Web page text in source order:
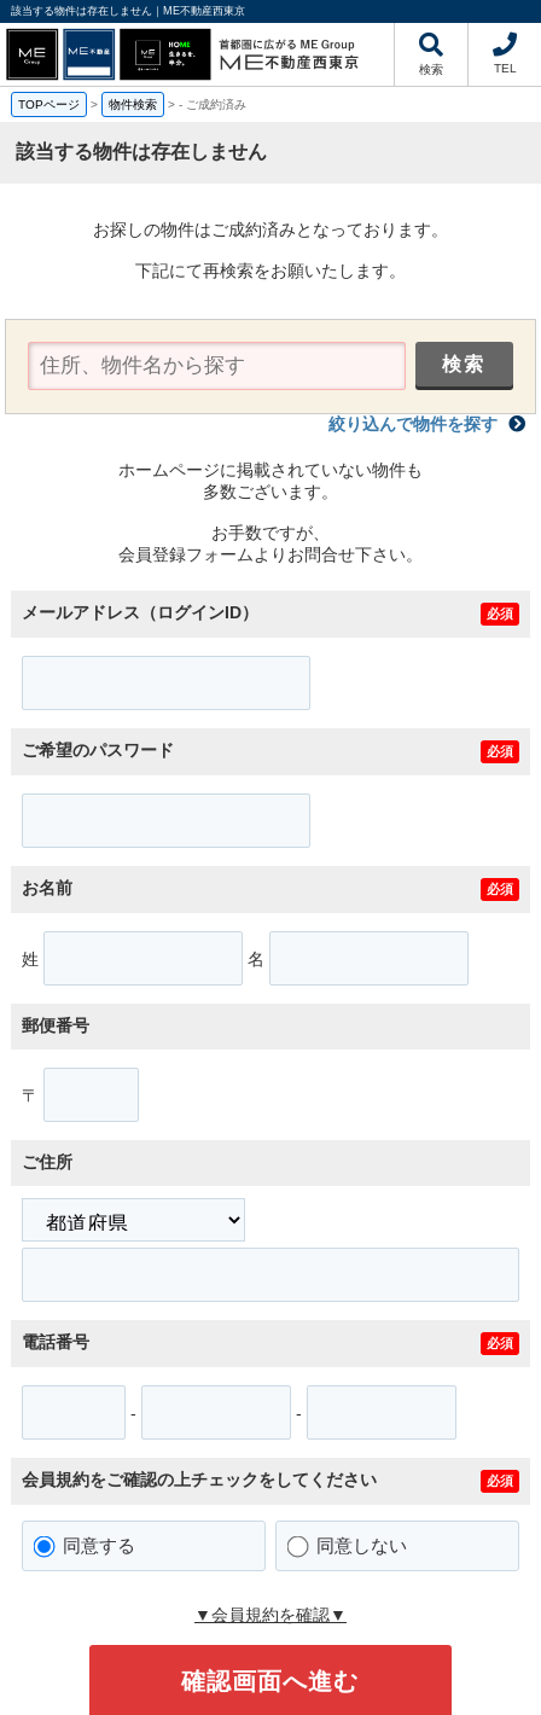
該当する物件は存在しません｜ME不動産西東京
検索 TEL
TOPページ > 物件検索 >- ご成約済み
該当する物件は存在しません
お探しの物件はご成約済みとなっております。
下記にて再検索をお願いたします。
絞り込んで物件を探す
ホームページに掲載されていない物件も
多数ございます。
お手数ですが、
会員登録フォームよりお問合せ下さい。
メールアドレス（ログインID） 必須
ご希望のパスワード 必須
お名前 必須
姓 名
郵便番号
〒
ご住所
電話番号 必須
- -
会員規約をご確認の上チェックをしてください 必須
同意する 同意しない
▼会員規約を確認▼